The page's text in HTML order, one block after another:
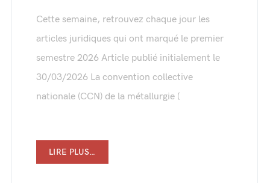
Cette semaine, retrouvez chaque jour les
articles juridiques qui ont marqué le premier
semestre 2026 Article publié initialement le
30/03/2026 La convention collective
nationale (CCN) de la métallurgie (
LIRE PLUS…